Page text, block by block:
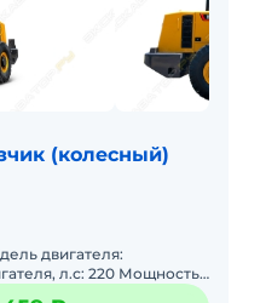
(колесный)